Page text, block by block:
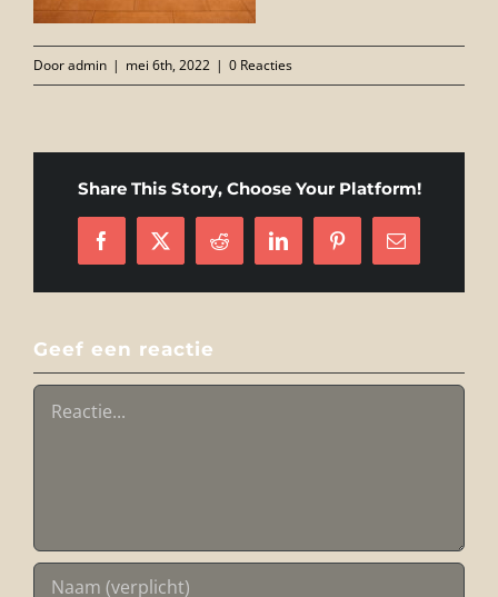
Dooradmin | mei 6th, 2022 | 0 Reacties
Share This Story, Choose Your Platform!
Facebook
X Reddit LinkedInPinterest
E-
mail
Geef een reactie
Reactie